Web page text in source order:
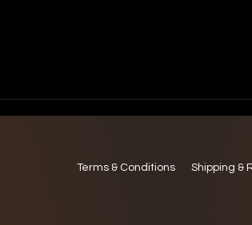
Terms & Conditions Shipping &